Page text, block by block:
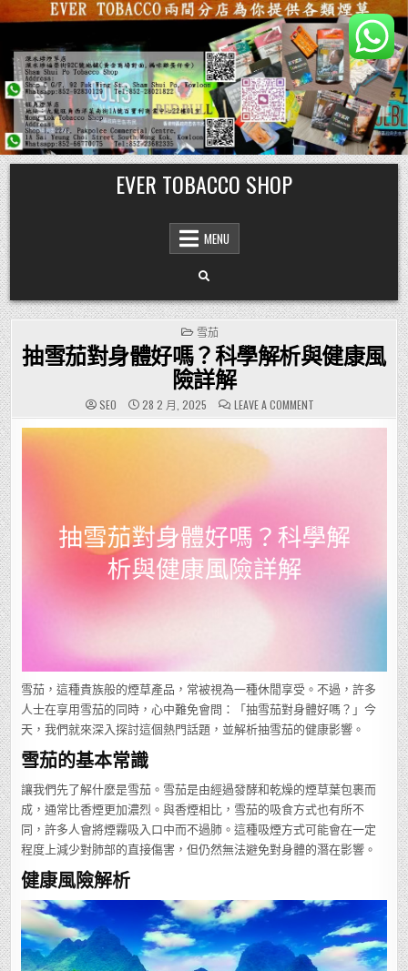
Skip
to
content
EVER TOBACCO SHOP
MENU
POSTED
IN
雪茄
抽雪茄對身體好嗎？科學解析與健康風
險詳解
SEO 28 2 月, 2025 LEAVE A COMMENTON
抽
雪
解
析
與
雪茄，這種貴族般的煙草產品，常被視為一種休閒享受。不過，許多
人士在享用雪茄的同時，心中難免會問：「抽雪茄對身體好嗎？」今
天，我們就來深入探討這個熱門話題，並解析抽雪茄的健康影響。
雪茄的基本常識
讓我們先了解什麼是雪茄。雪茄是由經過發酵和乾燥的煙草葉包裹而
成，通常比香煙更加濃烈。與香煙相比，雪茄的吸食方式也有所不
同，許多人會將煙霧吸入口中而不過肺。這種吸煙方式可能會在一定
程度上減少對肺部的直接傷害，但仍然無法避免對身體的潛在影響。
健康風險解析